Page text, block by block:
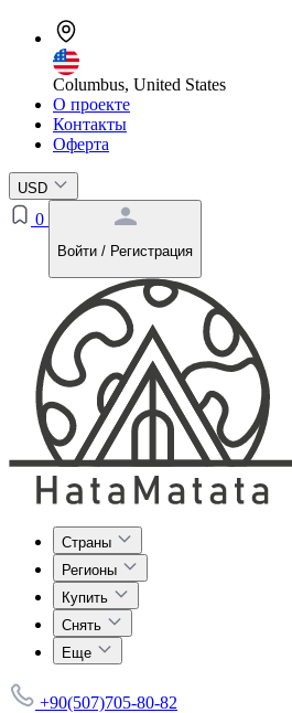
Columbus, United States
О проекте
Контакты
Оферта
USD
0
Войти / Регистрация
Страны
Регионы
Купить
Снять
Еще
+90(507)705-80-82